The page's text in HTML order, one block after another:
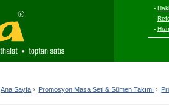
-
-
-
Ana Sayfa › Promosyon Masa Seti & Sümen Takımı ›